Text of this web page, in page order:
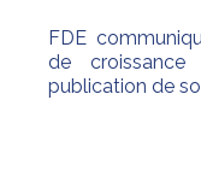
FDE
de
publication de